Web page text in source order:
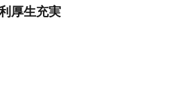
厚生充実